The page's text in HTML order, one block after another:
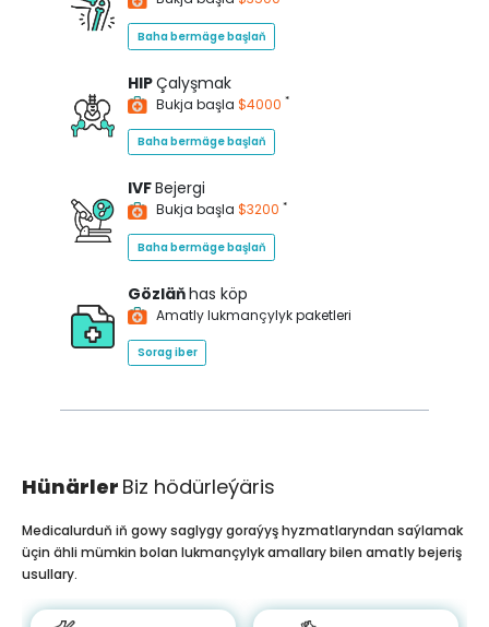
Baha bermäge başlaň
HIPÇalyşmak
Bukja başla $4000 *
Baha bermäge başlaň
IVFBejergi
Bukja başla $3200 *
Baha bermäge başlaň
Gözläňhas köp
Amatly lukmançylyk paketleri
Sorag iber
Hünärler Biz hödürleýäris
Medicalurduň iň gowy saglygy goraýyş hyzmatlaryndan saýlamak
üçin ähli mümkin bolan lukmançylyk amallary bilen amatly bejeriş
usullary.